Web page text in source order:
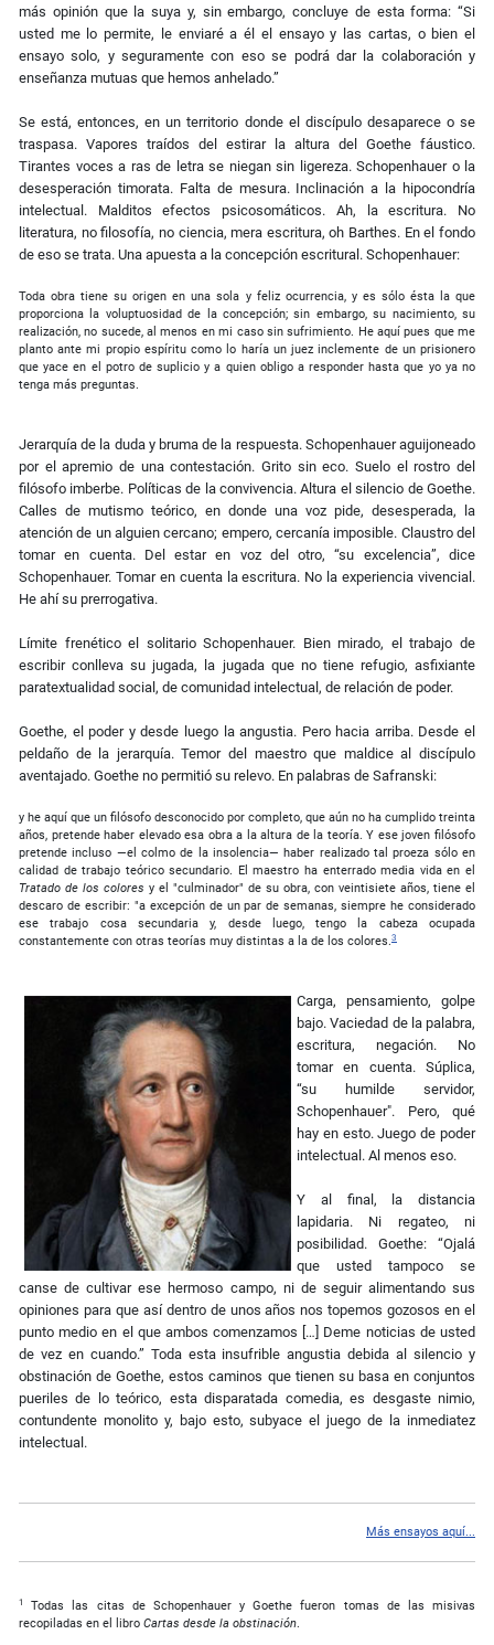
más opinión que la suya y, sin embargo, concluye de esta forma: “Si
usted me lo permite, le enviaré a él el ensayo y las cartas, o bien el
ensayo solo, y seguramente con eso se podrá dar la colaboración y
enseñanza mutuas que hemos anhelado.”
Se está, entonces, en un territorio donde el discípulo desaparece o se
traspasa. Vapores traídos del estirar la altura del Goethe fáustico.
Tirantes voces a ras de letra se niegan sin ligereza. Schopenhauer o la
desesperación timorata. Falta de mesura. Inclinación a la hipocondría
intelectual. Malditos efectos psicosomáticos. Ah, la escritura. No
literatura, no filosofía, no ciencia, mera escritura, oh Barthes. En el fondo
de eso se trata. Una apuesta a la concepción escritural. Schopenhauer:
Toda obra tiene su origen en una sola y feliz ocurrencia, y es sólo ésta la que
proporciona la voluptuosidad de la concepción; sin embargo, su nacimiento, su
realización, no sucede, al menos en mi caso sin sufrimiento. He aquí pues que me
planto ante mi propio espíritu como lo haría un juez inclemente de un prisionero
que yace en el potro de suplicio y a quien obligo a responder hasta que yo ya no
tenga más preguntas.
Jerarquía de la duda y bruma de la respuesta. Schopenhauer aguijoneado
por el apremio de una contestación. Grito sin eco. Suelo el rostro del
filósofo imberbe. Políticas de la convivencia. Altura el silencio de Goethe.
Calles de mutismo teórico, en donde una voz pide, desesperada, la
atención de un alguien cercano; empero, cercanía imposible. Claustro del
tomar en cuenta. Del estar en voz del otro, “su excelencia”, dice
Schopenhauer. Tomar en cuenta la escritura. No la experiencia vivencial.
He ahí su prerrogativa.
Límite frenético el solitario Schopenhauer. Bien mirado, el trabajo de
escribir conlleva su jugada, la jugada que no tiene refugio, asfixiante
paratextualidad social, de comunidad intelectual, de relación de poder.
Goethe, el poder y desde luego la angustia. Pero hacia arriba. Desde el
peldaño de la jerarquía. Temor del maestro que maldice al discípulo
aventajado. Goethe no permitió su relevo. En palabras de Safranski:
y he aquí que un filósofo desconocido por completo, que aún no ha cumplido treinta
años, pretende haber elevado esa obra a la altura de la teoría. Y ese joven filósofo
pretende incluso —el colmo de la insolencia— haber realizado tal proeza sólo en
calidad de trabajo teórico secundario. El maestro ha enterrado media vida en el
Tratado de los colores y el "culminador" de su obra, con veintisiete años, tiene el
descaro de escribir: "a excepción de un par de semanas, siempre he considerado
ese trabajo cosa secundaria y, desde luego, tengo la cabeza ocupada
constantemente con otras teorías muy distintas a la de los colores.3
Carga, pensamiento, golpe
bajo. Vaciedad de la palabra,
escritura, negación. No
tomar en cuenta. Súplica,
“su humilde servidor,
Schopenhauer". Pero, qué
hay en esto. Juego de poder
intelectual. Al menos eso.
Y al final, la distancia
lapidaria. Ni regateo, ni
posibilidad. Goethe: “Ojalá
que usted tampoco se
canse de cultivar ese hermoso campo, ni de seguir alimentando sus
opiniones para que así dentro de unos años nos topemos gozosos en el
punto medio en el que ambos comenzamos […] Deme noticias de usted
de vez en cuando.” Toda esta insufrible angustia debida al silencio y
obstinación de Goethe, estos caminos que tienen su basa en conjuntos
pueriles de lo teórico, esta disparatada comedia, es desgaste nimio,
contundente monolito y, bajo esto, subyace el juego de la inmediatez
intelectual.
Más ensayos aquí...
1Todas las citas de Schopenhauer y Goethe fueron tomas de las misivas
recopiladas en el libro Cartas desde la obstinación.